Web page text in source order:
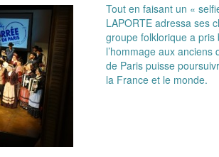
Tout en faisant un «
LAPORTE adressa ses
groupe folklorique a
l’hommage aux
de Paris puisse
la France et le monde.